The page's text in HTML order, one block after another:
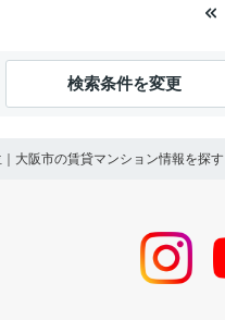
検索条件を変更
大阪市の賃貸マンション情報を探す